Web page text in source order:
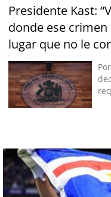
Presidente Kast:
donde ese
lugar que no le